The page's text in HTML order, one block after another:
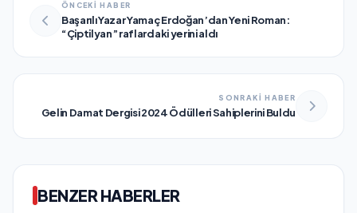
ÖNCEKİ HABER
Başarılı Yazar Yamaç Erdoğan’dan Yeni Roman:
“Çiptilyan” raflardaki yerini aldı
SONRAKİ HABER
Gelin Damat Dergisi 2024 Ödülleri Sahiplerini Buldu
BENZER HABERLER